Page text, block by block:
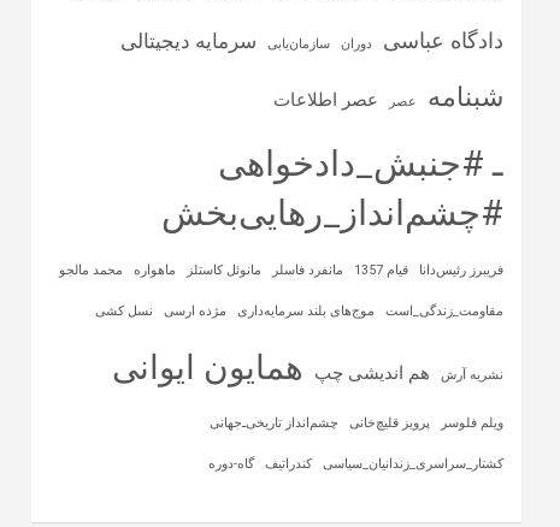
دادگاه عباسی دوران سازمان‌یابی سرمایه‌ دیجیتالی
شبنامه عصر عصر اطلاعات
ـ #جنبش_دادخواهی
#چشم‌انداز_رهایی‌بخش
فریبرز رئیس‌دانا قیام 1357 مانفرد فاسلر مانوئل کاستلز ماهواره‌ محمد مالجو
مقاومت_زندگی_است موج‌های بلند سرمایه‌داری مژده ارسی نسل کشی
نشریه آرش هم اندیشی چپ همایون ایوانی
ویلم فلوسر پرویز قلیچ‌خانی چشم‌انداز تاریخی‌ـ‌جهانی
کشتار_سراسری_زندانیان_سیاسی کندراتیف گاه-دوره